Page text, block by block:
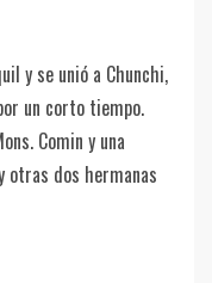
y se unió a Chunchi,
un corto tiempo.
Comin y una
otras dos hermanas